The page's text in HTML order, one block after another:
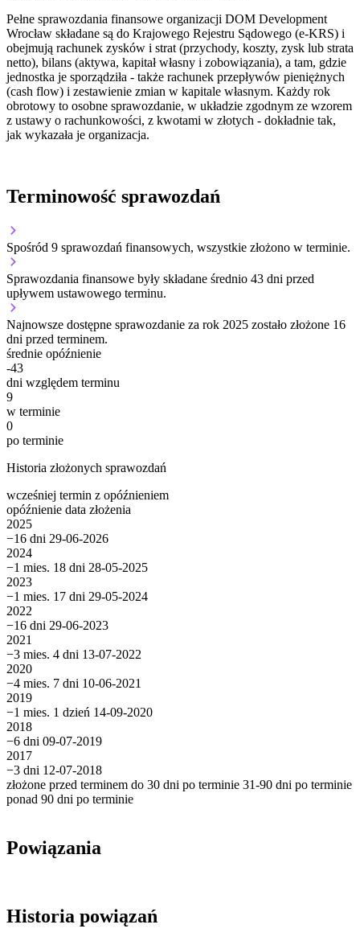
Pełne sprawozdania finansowe organizacji DOM Development
Wrocław składane są do Krajowego Rejestru Sądowego (e-KRS) i
obejmują rachunek zysków i strat (przychody, koszty, zysk lub strata
netto), bilans (aktywa, kapitał własny i zobowiązania), a tam, gdzie
jednostka je sporządziła - także rachunek przepływów pieniężnych
(cash flow) i zestawienie zmian w kapitale własnym. Każdy rok
obrotowy to osobne sprawozdanie, w układzie zgodnym ze wzorem
z ustawy o rachunkowości, z kwotami w złotych - dokładnie tak,
jak wykazała je organizacja.
Terminowość sprawozdań
Spośród 9 sprawozdań finansowych, wszystkie złożono w terminie.
Sprawozdania finansowe były składane średnio 43 dni przed
upływem ustawowego terminu.
Najnowsze dostępne sprawozdanie za rok 2025 zostało złożone 16
dni przed terminem.
średnie opóźnienie
-43
dni względem terminu
9
w terminie
0
po terminie
Historia złożonych sprawozdań
wcześniej termin z opóźnieniem
opóźnienie data złożenia
2025
−16 dni 29-06-2026
2024
−1 mies. 18 dni 28-05-2025
2023
−1 mies. 17 dni 29-05-2024
2022
−16 dni 29-06-2023
2021
−3 mies. 4 dni 13-07-2022
2020
−4 mies. 7 dni 10-06-2021
2019
−1 mies. 1 dzień 14-09-2020
2018
−6 dni 09-07-2019
2017
−3 dni 12-07-2018
złożone przed terminem do 30 dni po terminie 31-90 dni po terminie
ponad 90 dni po terminie
Powiązania
Historia powiązań